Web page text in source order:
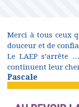
Merci à tous ceux
douceur et de
Le LAEP s’arrête
continuent leur
Pascale